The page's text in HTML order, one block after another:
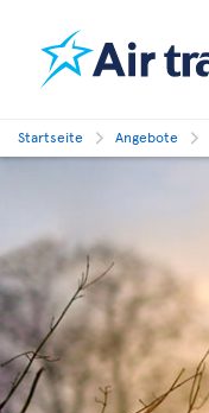
Startseite Angebote